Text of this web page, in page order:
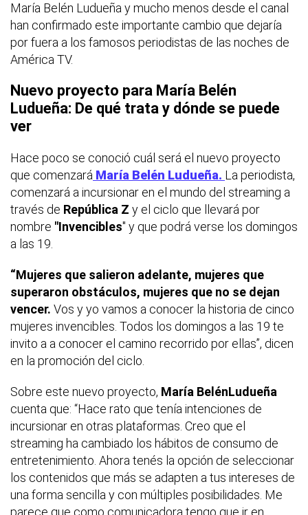
María Belén Ludueña y mucho menos desde el canal
han confirmado este importante cambio que dejaría
por fuera a los famosos periodistas de las noches de
América TV.
Nuevo proyecto para María Belén
Ludueña: De qué trata y dónde se puede
ver
Hace poco se conoció cuál será el nuevo proyecto
que comenzará María Belén Ludueña. La periodista,
comenzará a incursionar en el mundo del streaming a
través de República Z y el ciclo que llevará por
nombre "Invencibles" y que podrá verse los domingos
a las 19.
“Mujeres que salieron adelante, mujeres que
superaron obstáculos, mujeres que no se dejan
vencer. Vos y yo vamos a conocer la historia de cinco
mujeres invencibles. Todos los domingos a las 19 te
invito a a conocer el camino recorrido por ellas”, dicen
en la promoción del ciclo.
Sobre este nuevo proyecto, María BelénLudueña
cuenta que: “Hace rato que tenía intenciones de
incursionar en otras plataformas. Creo que el
streaming ha cambiado los hábitos de consumo de
entretenimiento. Ahora tenés la opción de seleccionar
los contenidos que más se adapten a tus intereses de
una forma sencilla y con múltiples posibilidades. Me